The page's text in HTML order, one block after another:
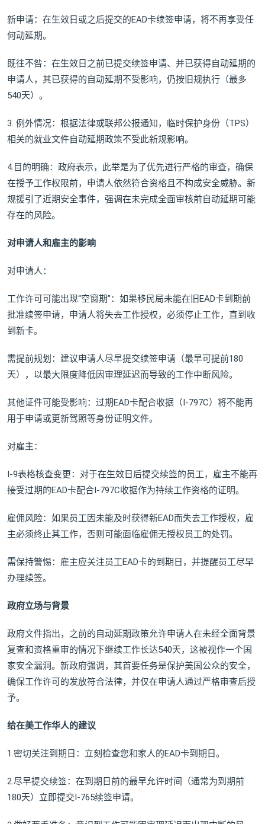
新申请：在生效日或之后提交的EAD卡续签申请，将不再享受任
何动延期。
既往不咎：在生效日之前已提交续签申请、并已获得自动延期的
申请人，其已获得的自动延期不受影响，仍按旧规执行（最多
540天）。
3. 例外情况：根据法律或联邦公报通知，临时保护身份（TPS）
相关的就业文件自动延期政策不受此新规影响。
4.目的明确：政府表示，此举是为了优先进行严格的审查，确保
在授予工作权限前，申请人依然符合资格且不构成安全威胁。新
规援引了近期安全事件，强调在未完成全面审核前自动延期可能
存在的风险。
对申请人和雇主的影响
对申请人：
工作许可可能出现“空窗期”：如果移民局未能在旧EAD卡到期前
批准续签申请，申请人将失去工作授权，必须停止工作，直到收
到新卡。
需提前规划：建议申请人尽早提交续签申请（最早可提前180
天），以最大限度降低因审理延迟而导致的工作中断风险。
其他证件可能受影响：过期EAD卡配合收据（I-797C）将不能再
用于申请或更新驾照等身份证明文件。
对雇主：
I-9表格核查变更：对于在生效日后提交续签的员工，雇主不能再
接受过期的EAD卡配合I-797C收据作为持续工作资格的证明。
雇佣风险：如果员工因未能及时获得新EAD而失去工作授权，雇
主必须终止其工作，否则可能面临雇佣无授权员工的处罚。
需保持警惕：雇主应关注员工EAD卡的到期日，并提醒员工尽早
办理续签。
政府立场与背景
政府文件指出，之前的自动延期政策允许申请人在未经全面背景
复查和资格重审的情况下继续工作长达540天，这被视作一个国
家安全漏洞。新政府强调，其首要任务是保护美国公众的安全，
确保工作许可的发放符合法律，并仅在申请人通过严格审查后授
予。
给在美工作华人的建议
1.密切关注到期日：立刻检查您和家人的EAD卡到期日。
2.尽早提交续签：在到期日前的最早允许时间（通常为到期前
180天）立即提交I-765续签申请。